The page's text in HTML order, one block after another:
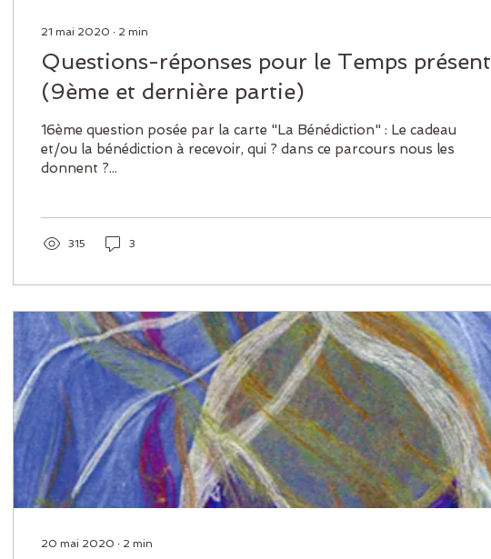
21 mai 2020 ∙ 2 min
Questions-réponses pour le Temps présent
(9ème et dernière partie)
16ème question posée par la carte "La Bénédiction" : Le cadeau
et/ou la bénédiction à recevoir, qui ? dans ce parcours nous les
donnent ?...
315 3
20 mai 2020 ∙ 2 min